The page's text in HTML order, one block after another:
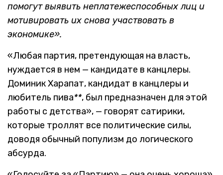
помогут выявить неплатежеспособных лиц и
мотивировать их снова участвовать в
экономике».
«Любая партия, претендующая на власть,
нуждается в нем — кандидате в канцлеры.
Доминик Харапат, кандидат в канцлеры и
любитель пива**, был предназначен для этой
работы с детства», — говорят сатирики,
которые троллят все политические силы,
доводя обычный популизм до логического
абсурда.